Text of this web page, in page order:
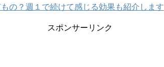
の？週１で続けて感じる効果も紹介します
スポンサーリンク